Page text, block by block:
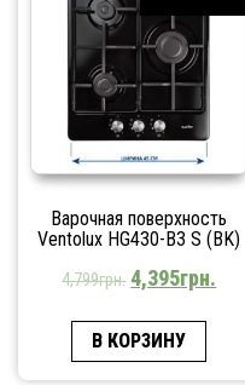
Варочная поверхность
Ventolux HG430-B3 S (BK)
4,799грн. 4,395грн.
В КОРЗИНУ